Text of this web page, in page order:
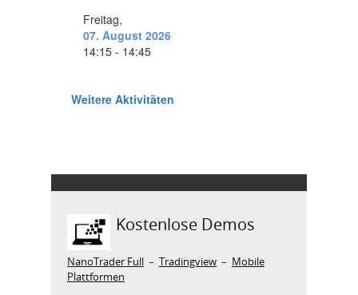
Kostenlose Demos
NanoTrader Full – Tradingview – Mobile
Plattformen